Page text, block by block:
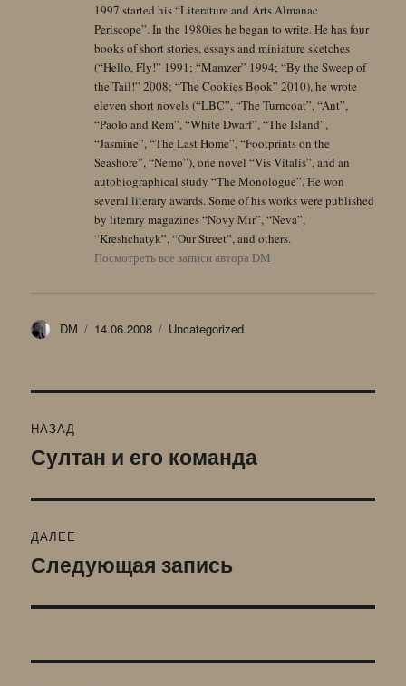
1997 started his “Literature and Arts Almanac
Periscope”. In the 1980ies he began to write. He has four
books of short stories, essays and miniature sketches
(“Hello, Fly!” 1991; “Mamzer” 1994; “By the Sweep of
the Tail!” 2008; “The Cookies Book” 2010), he wrote
eleven short novels (“LBC”, “The Turncoat”, “Ant”,
“Paolo and Rem”, “White Dwarf”, “The Island”,
“Jasmine”, “The Last Home”, “Footprints on the
Seashore”, “Nemo”), one novel “Vis Vitalis”, and an
autobiographical study “The Monologue”. He won
several literary awards. Some of his works were published
by literary magazines “Novy Mir”, “Neva”,
“Kreshchatyk”, “Our Street”, and others.
Посмотреть все записи автора DM
Автор
DM Опубликовано
14.06.2008 Рубрики
Uncategorized
по
НАЗАД
Предыдущая
Султан и его команда
ДАЛЕЕ
Следующая
Следующая запись